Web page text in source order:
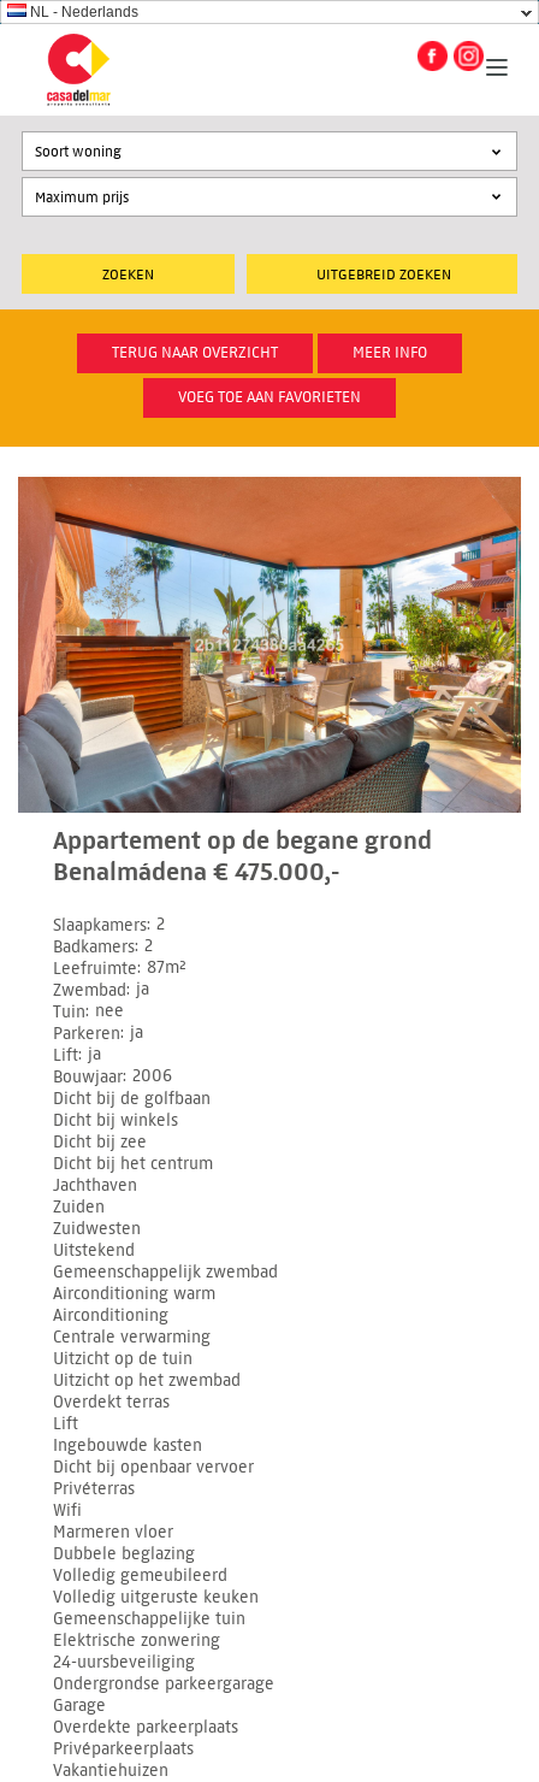
NL - Nederlands
UITGEBREID ZOEKEN
Soort woning
TERUG NAAR OVERZICHT MEER INFO
VOEG TOE AAN FAVORIETEN
Appartement op de begane grond
Benalmádena € 475.000,-
Slaapkamers 2
Badkamers 2
Leefruimte 87m²
Zwembad ja
Tuin nee
Parkeren ja
Lift ja
Bouwjaar 2006
Dicht bij de golfbaan
Dicht bij winkels
Dicht bij zee
Dicht bij het centrum
Jachthaven
Zuiden
Zuidwesten
Uitstekend
Gemeenschappelijk zwembad
Airconditioning warm
Airconditioning
Centrale verwarming
Uitzicht op de tuin
Uitzicht op het zwembad
Overdekt terras
Lift
Ingebouwde kasten
Dicht bij openbaar vervoer
Privéterras
Wifi
Marmeren vloer
Dubbele beglazing
Volledig gemeubileerd
Volledig uitgeruste keuken
Gemeenschappelijke tuin
Elektrische zonwering
24-uursbeveiliging
Ondergrondse parkeergarage
Garage
Overdekte parkeerplaats
Privéparkeerplaats
Vakantiehuizen